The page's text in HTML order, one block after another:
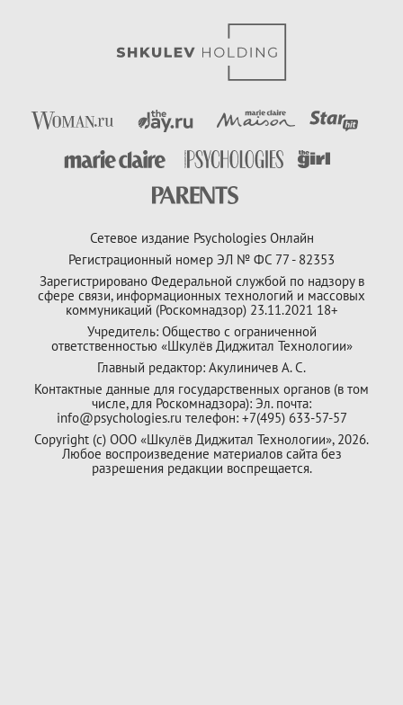
Сетевое издание Psychologies Онлайн
Регистрационный номер ЭЛ № ФС 77 - 82353
Зарегистрировано Федеральной службой по надзору в
сфере связи, информационных технологий и массовых
коммуникаций (Роскомнадзор) 23.11.2021 18+
Учредитель: Общество с ограниченной
ответственностью «Шкулёв Диджитал Технологии»
Главный редактор: Акулиничев А. С.
Контактные данные для государственных органов (в том
числе, для Роскомнадзора): Эл. почта:
info@psychologies.ru телефон: +7(495) 633-57-57
Copyright (с) ООО «Шкулёв Диджитал Технологии», 2026.
Любое воспроизведение материалов сайта без
разрешения редакции воспрещается.